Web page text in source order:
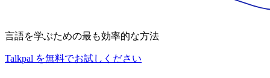
言語を学ぶための最も効率的な方法
Talkpal を無料でお試しください